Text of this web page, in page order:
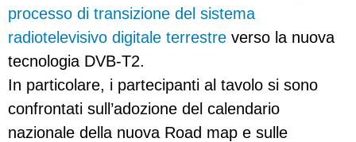
processo di transizione del sistema
radiotelevisivo digitale terrestre verso la nuova
tecnologia DVB-T2.
In particolare, i partecipanti al tavolo si sono
confrontati sull’adozione del calendario
nazionale della nuova Road map e sulle